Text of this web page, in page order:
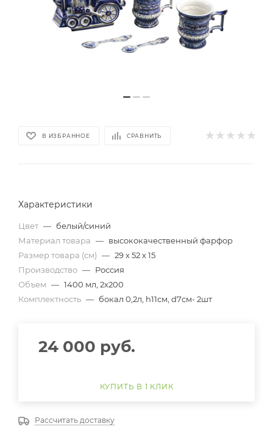
В ИЗБРАННОЕ СРАВНИТЬ
Характеристики
Цвет — белый/синий
Материал товара — высококачественный фарфор
Размер товара (см) — 29 х 52 х 15
Производство — Россия
Объем — 1400 мл, 2х200
Комплектность — бокал 0,2л, h11см, d7см- 2шт
24 000 руб.
КУПИТЬ В 1 КЛИК
Рассчитать доставку